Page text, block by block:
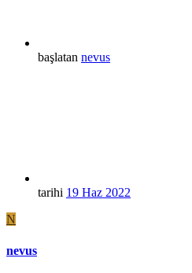
başlatan nevus
tarihi 19 Haz 2022
N
nevus